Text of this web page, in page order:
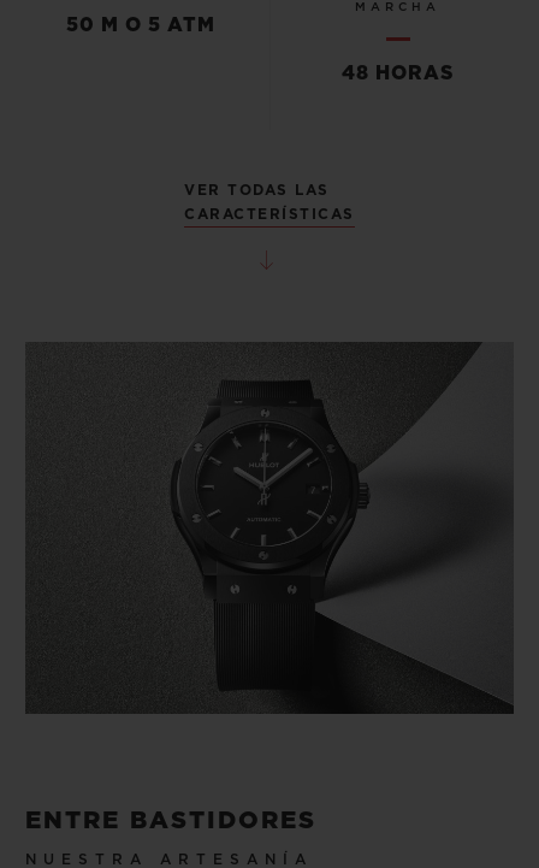
50 M O 5 ATM
MARCHA
48 HORAS
VER TODAS LAS
CARACTERÍSTICAS
ENTRE BASTIDORES
NUESTRA ARTESANÍA